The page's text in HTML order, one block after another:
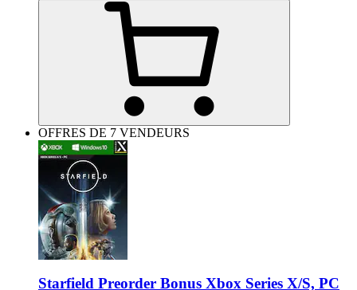
OFFRES DE 7 VENDEURS
Starfield Preorder Bonus Xbox Series X/S, PC